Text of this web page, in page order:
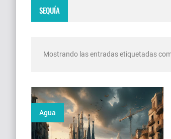
Vínculos en la Ciudad Condal
10 consejos para tu hijo/hija
Encontrando Propósito en la Acción
SEQUÍA
Mostrando las entradas etiquetadas
Agua